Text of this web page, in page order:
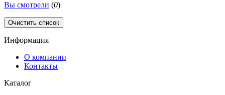
Вы смотрели (0)
Очистить список
Информация
О компании
Контакты
Каталог